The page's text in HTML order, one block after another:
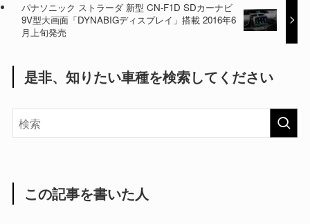
パナソニック ストラーダ 新型 CN-F1D SDカーナビ
9V型大画面「DYNABIGディスプレイ」搭載 2016年6
月上旬発売
是非、知りたい車種を検索してください
この記事を書いた人